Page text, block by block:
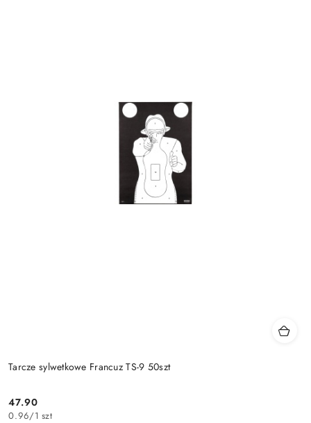
Tarcze sylwetkowe Francuz TS-9 50szt
Cena:
47.90
0.96/1 szt